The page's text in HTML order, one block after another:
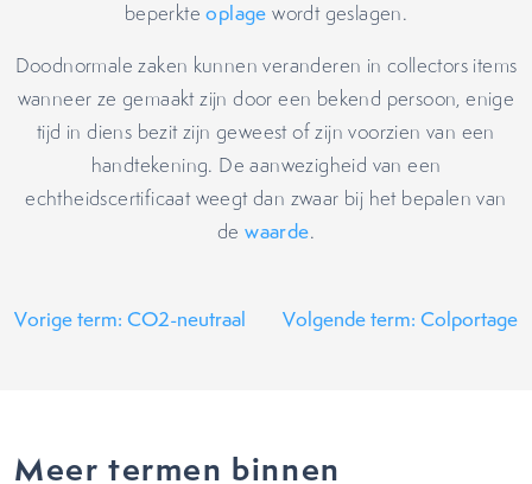
beperkteoplage wordt geslagen.
Doodnormale zaken kunnen veranderen in collectors items
wanneer ze gemaakt zijn door een bekend persoon, enige
tijd in diens bezit zijn geweest of zijn voorzien van een
handtekening. De aanwezigheid van een
echtheidscertificaat weegt dan zwaar bij het bepalen van
dewaarde.
Vorige term: CO2-neutraal Volgende term: Colportage
Meer termen binnen